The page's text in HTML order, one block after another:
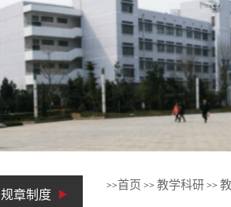
规章制度
>>首页 >> 教学科研 >>